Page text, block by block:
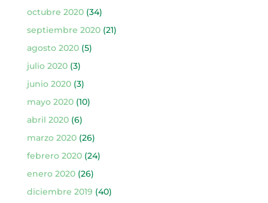
octubre 2020(34)
septiembre 2020(21)
agosto 2020(5)
julio 2020(3)
junio 2020(3)
mayo 2020(10)
abril 2020(6)
marzo 2020(26)
febrero 2020(24)
enero 2020(26)
diciembre 2019 (40)